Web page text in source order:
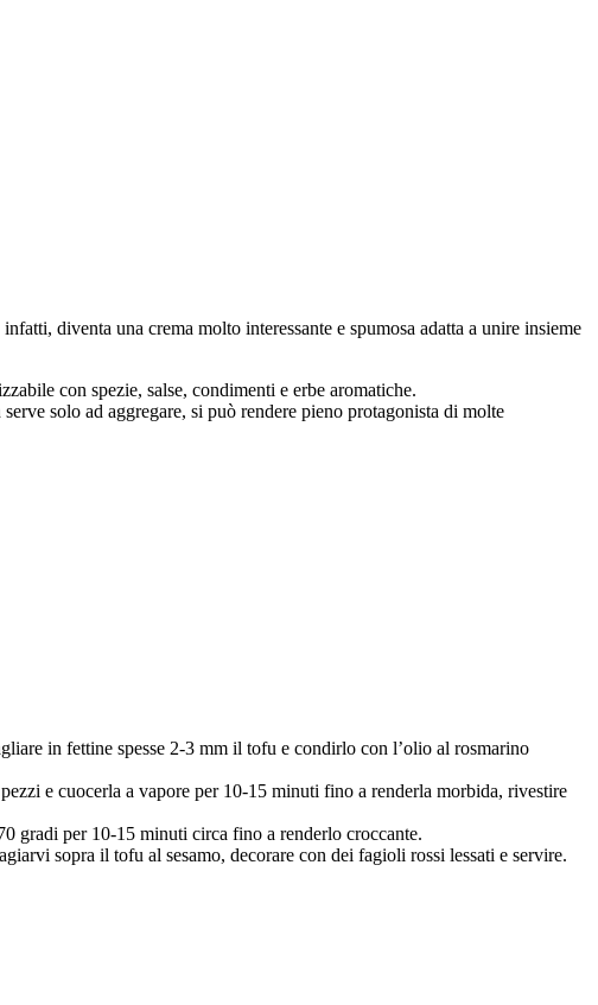
diventa una crema molto interessante e spumosa adatta a unire insieme
con spezie, salse, condimenti e erbe aromatiche.
solo ad aggregare, si può rendere pieno protagonista di molte
in fettine spesse 2-3 mm il tofu e condirlo con l’olio al rosmarino
e cuocerla a vapore per 10-15 minuti fino a renderla morbida, rivestire
gradi per 10-15 minuti circa fino a renderlo croccante.
sopra il tofu al sesamo, decorare con dei fagioli rossi lessati e servire.